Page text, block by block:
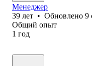
Менеджер
39 лет • Обновлено 9
Общий опыт
1 год